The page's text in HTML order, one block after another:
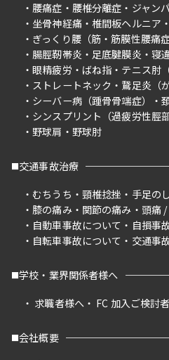
腰痛症
腰椎分離症 ジャン
坐骨神経痛
椎間板ヘルニア
ぎっくり腰（筋・筋膜性腰痛症
腸脛靭帯炎
足底腱膜炎 寝
眼精疲労
ばね指
テニス肘
ストレートネック
鵞足炎（
シーバー病（踵骨骨端症）
シンスプリント（過疲労性脛部
野球肩
野球肘
交通事故治療
むちうち
頸椎捻挫 手足の
膝の痛み
関節の痛み
頭痛
自動車事故について
自損事
自転車事故について
交通事
学校・業界関係者様へ
求職者様へ
FC 加入ご検討
会社概要